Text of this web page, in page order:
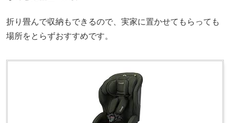
折り畳んで収納もできるので、実家に置かせてもらっても
場所をとらずおすすめです。